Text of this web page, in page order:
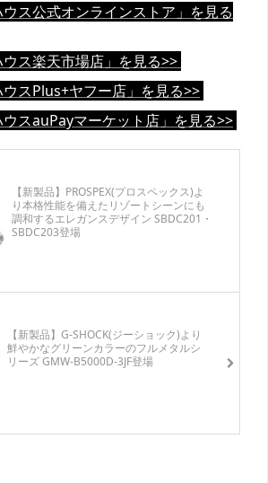
ウス公式オンラインストア」を見る
ウス楽天市場店」を見る>>
ウスPlus+ヤフー店」を見る>>
ウスauPayマーケット店」を見る>>
【新製品】PROSPEX(プロスペックス)よ
り本格性能を備えたリゾートシーンにも
調和するエレガンスデザイン SBDC201・
SBDC203登場
【新製品】G-SHOCK(ジーショック)より
鮮やかなグリーンカラーのフルメタルシ
リーズ GMW-B5000D-3JF登場